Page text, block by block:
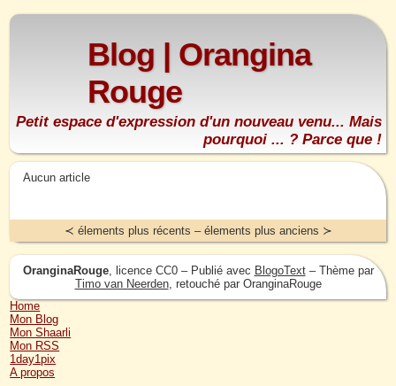
Blog | Orangina
Rouge
Petit espace d'expression d'un nouveau venu... Mais
pourquoi ... ? Parce que !
Aucun article
≺ élements plus récents – élements plus anciens ≻
OranginaRouge, licence CC0 – Publié avec BlogoText– Thème par
Timo van Neerden, retouché par OranginaRouge
Home
Mon Blog
Mon Shaarli
Mon RSS
1day1pix
A propos